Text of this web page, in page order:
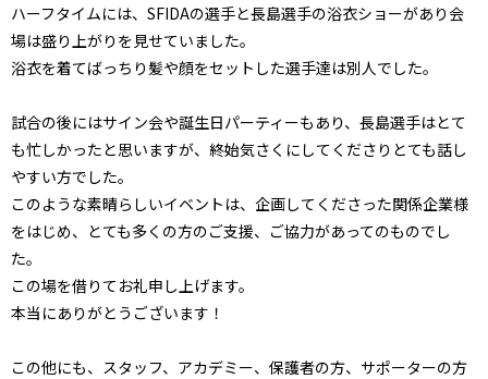
ハーフタイムには、SFIDAの選手と長島選手の浴衣ショーがあり会
場は盛り上がりを見せていました。
浴衣を着てばっちり髪や顔をセットした選手達は別人でした。
試合の後にはサイン会や誕生日パーティーもあり、長島選手はとて
も忙しかったと思いますが、終始気さくにしてくださりとても話し
やすい方でした。
このような素晴らしいイベントは、企画してくださった関係企業様
をはじめ、とても多くの方のご支援、ご協力があってのものでし
た。
この場を借りてお礼申し上げます。
本当にありがとうございます！
この他にも、スタッフ、アカデミー、保護者の方、サポーターの方